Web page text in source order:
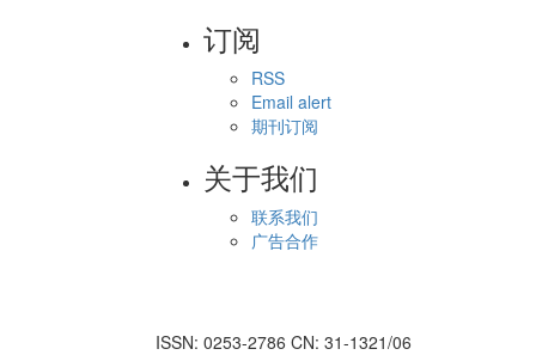
订阅
RSS
Email alert
期刊订阅
关于我们
联系我们
广告合作
ISSN: 0253-2786 CN: 31-1321/06